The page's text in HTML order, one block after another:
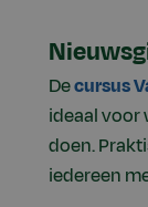
Decursus
ideaal voor
doen.
iedereen